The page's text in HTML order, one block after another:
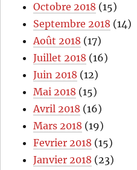
Octobre 2018 (15)
Septembre 2018 (14)
Août 2018 (17)
Juillet 2018 (16)
Juin 2018 (12)
Mai 2018 (15)
Avril 2018 (16)
Mars 2018 (19)
Fevrier 2018 (15)
Janvier 2018 (23)